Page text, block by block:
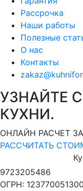
Рассрочка
Наши работы
Полезные
О нас
Контакты
УЗНАЙТЕ
КУХНИ.
ОНЛАЙН РАСЧЕТ
РАССЧИТАТЬ
9723205486
ОГРН: